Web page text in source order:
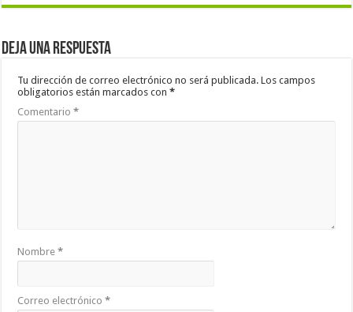
Deja una respuesta
Tu dirección de correo electrónico no será publicada. Los campos
obligatorios están marcados con*
Comentario*
Nombre*
Correo electrónico*